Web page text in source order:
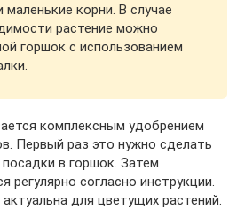
корни. В случае
растение можно
горшок с использованием
комплексным удобрением
Первый раз это нужно сделать
в горшок. Затем
регулярно согласно инструкции.
для цветущих растений.